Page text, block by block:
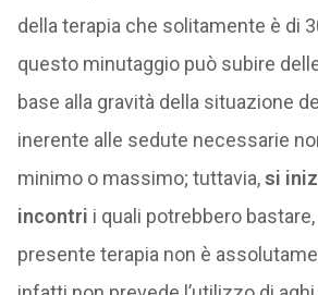
della terapia che solitamente è di
questo minutaggio può subire
base alla gravità della situazione
inerente alle sedute necessarie
minimo o massimo; tuttavia,si
incontri i quali potrebbero
presente terapia non è